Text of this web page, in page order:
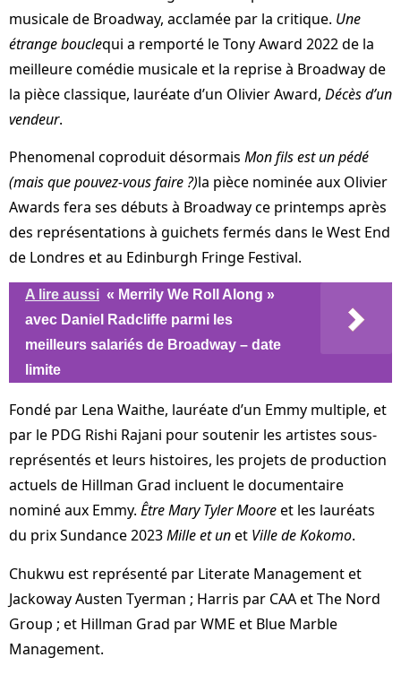
musicale de Broadway, acclamée par la critique. Une
étrange bouclequi a remporté le Tony Award 2022 de la
meilleure comédie musicale et la reprise à Broadway de
la pièce classique, lauréate d’un Olivier Award, Décès d’un
vendeur.
Phenomenal coproduit désormais Mon fils est un pédé
(mais que pouvez-vous faire ?)la pièce nominée aux Olivier
Awards fera ses débuts à Broadway ce printemps après
des représentations à guichets fermés dans le West End
de Londres et au Edinburgh Fringe Festival.
A lire aussi « Merrily We Roll Along »
avec Daniel Radcliffe parmi les
meilleurs salariés de Broadway – date
limite
Fondé par Lena Waithe, lauréate d’un Emmy multiple, et
par le PDG Rishi Rajani pour soutenir les artistes sous-
représentés et leurs histoires, les projets de production
actuels de Hillman Grad incluent le documentaire
nominé aux Emmy. Être Mary Tyler Mooreet les lauréats
du prix Sundance 2023Mille et unet Ville de Kokomo.
Chukwu est représenté par Literate Management et
Jackoway Austen Tyerman ; Harris par CAA et The Nord
Group ; et Hillman Grad par WME et Blue Marble
Management.